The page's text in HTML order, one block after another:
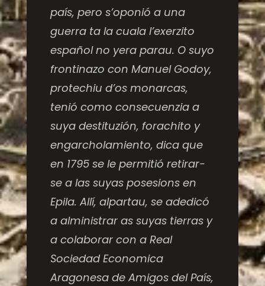
país, pero s’oponió a una
guerra ta la cuala l’exerzito
español no yera parau. O suyo
frontinazo con Manuel Godoy,
protechiu d’os monarcas,
tenió como consecuenzia a
suya destituzión, forachito y
engarcholamiento, dica que
en 1795 se le permitió retirar-
se a las suyas posesions en
Epila. Allí, alpartau, se adedicó
a alministrar as suyas tierras y
a colaborar con a Real
Sociedad Economica
Aragonesa de Amigos del País,